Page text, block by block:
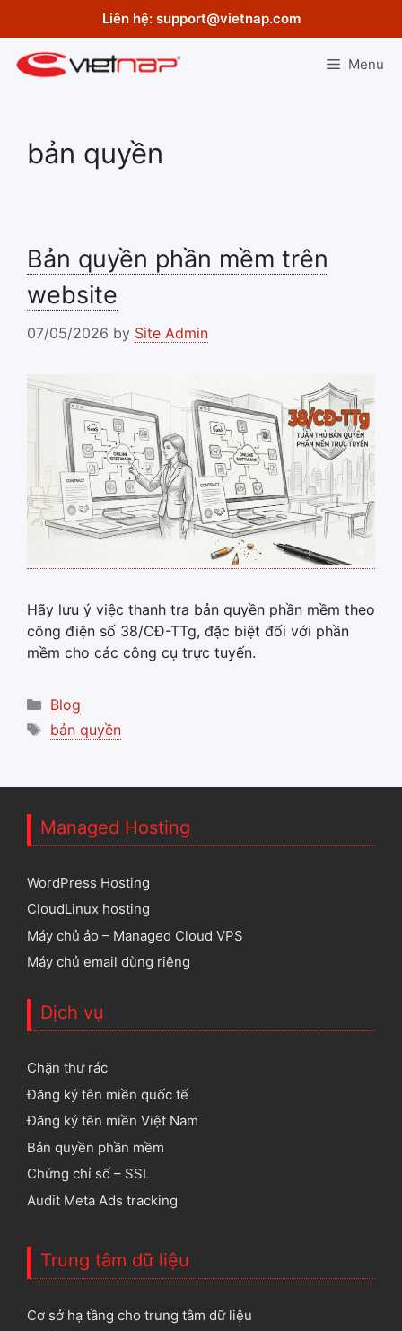
content
Liên hệ: support@vietnap.com
Menu
bản quyền
Bản quyền phần mềm trên
website
07/05/2026 by Site Admin
Hãy lưu ý việc thanh tra bản quyền phần mềm theo
công điện số 38/CĐ-TTg, đặc biệt đối với phần
mềm cho các công cụ trực tuyến.
Categories
Blog
Tags
bản quyền
Managed Hosting
WordPress Hosting
CloudLinux hosting
Máy chủ ảo – Managed Cloud VPS
Máy chủ email dùng riêng
Dịch vụ
Chặn thư rác
Đăng ký tên miền quốc tế
Đăng ký tên miền Việt Nam
Bản quyền phần mềm
Chứng chỉ số – SSL
Audit Meta Ads tracking
Trung tâm dữ liệu
Cơ sở hạ tầng cho trung tâm dữ liệu